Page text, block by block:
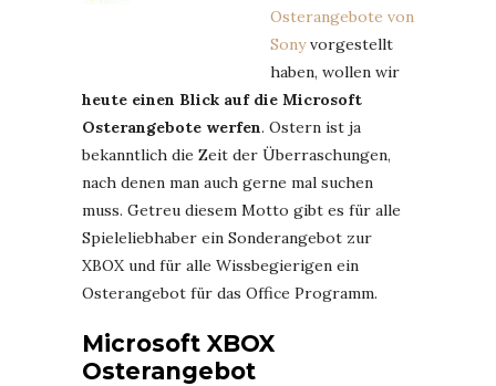
Osterangebote von
Sonyvorgestellt
haben, wollen wir
heute einen Blick auf die Microsoft
Osterangebote werfen. Ostern ist ja
bekanntlich die Zeit der Überraschungen,
nach denen man auch gerne mal suchen
muss. Getreu diesem Motto gibt es für alle
Spieleliebhaber ein Sonderangebot zur
XBOX und für alle Wissbegierigen ein
Osterangebot für das Office Programm.
Microsoft XBOX
Osterangebot